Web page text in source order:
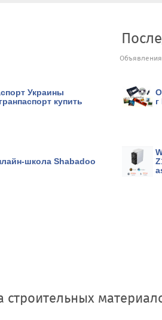
Украины
купить
школа Shabadoo
строительных